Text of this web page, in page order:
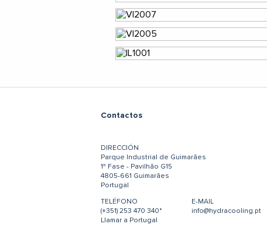
Contactos
DIRECCIÓN
Parque Industrial de Guimarães
1ª Fase - Pavilhão G15
4805-661 Guimarães
Portugal
TELÉFONO
(+351) 253 470 340*
Llamar a Portugal
E-MAIL
info@hydracooling.pt